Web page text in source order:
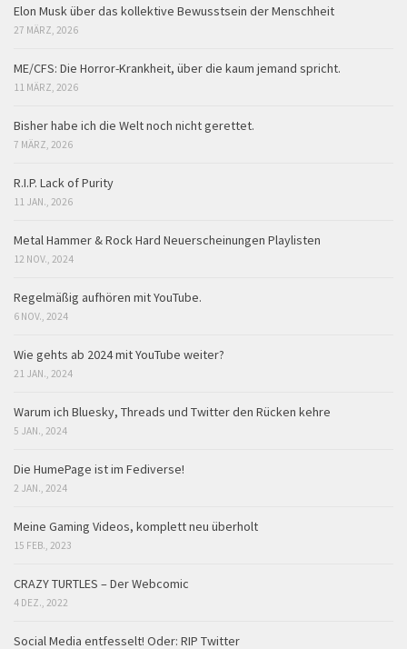
Elon Musk über das kollektive Bewusstsein der Menschheit
27 MÄRZ, 2026
ME/CFS: Die Horror-Krankheit, über die kaum jemand spricht.
11 MÄRZ, 2026
Bisher habe ich die Welt noch nicht gerettet.
7 MÄRZ, 2026
R.I.P. Lack of Purity
11 JAN., 2026
Metal Hammer & Rock Hard Neuerscheinungen Playlisten
12 NOV., 2024
Regelmäßig aufhören mit YouTube.
6 NOV., 2024
Wie gehts ab 2024 mit YouTube weiter?
21 JAN., 2024
Warum ich Bluesky, Threads und Twitter den Rücken kehre
5 JAN., 2024
Die HumePage ist im Fediverse!
2 JAN., 2024
Meine Gaming Videos, komplett neu überholt
15 FEB., 2023
CRAZY TURTLES – Der Webcomic
4 DEZ., 2022
Social Media entfesselt! Oder: RIP Twitter